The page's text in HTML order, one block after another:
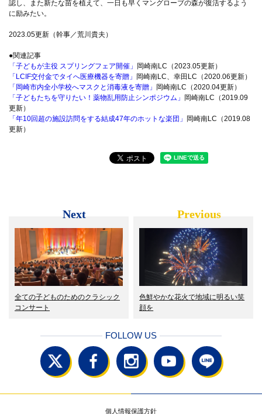
認し、また新たな苗を植えて、一日も早くマングローブの森が復活するよう
に励みたい。
2023.05更新（幹事／荒川貴夫）
●関連記事
「子どもが主役 スプリングフェア開催」
岡崎南LC（2023.05更新）
「LCIF交付金でタイへ医療機器を寄贈」
岡崎南LC、幸田LC（2020.06更新）
「岡崎市内全小学校へマスクと消毒液を寄贈」
岡崎南LC（2020.04更新）
「子どもたちを守りたい！薬物乱用防止シンポジウム」
岡崎南LC（2019.09
更新）
「年10回超の施設訪問をする結成47年のホットな楽団」
岡崎南LC（2019.08
更新）
Next
全ての子どものためのクラシック
コンサート
Previous
色鮮やかな花火で地域に明るい笑
顔を
FOLLOW US
個人情報保護方針